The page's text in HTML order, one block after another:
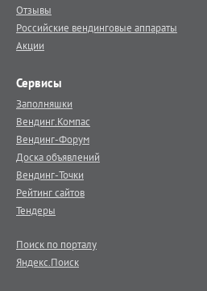
Отзывы
Российские вендинговые аппараты
Акции
Сервисы
Заполняшки
Вендинг.Компас
Вендинг-Форум
Доска объявлений
Вендинг-Точки
Рейтинг сайтов
Тендеры
Поиск по порталу
Яндекс.Поиск